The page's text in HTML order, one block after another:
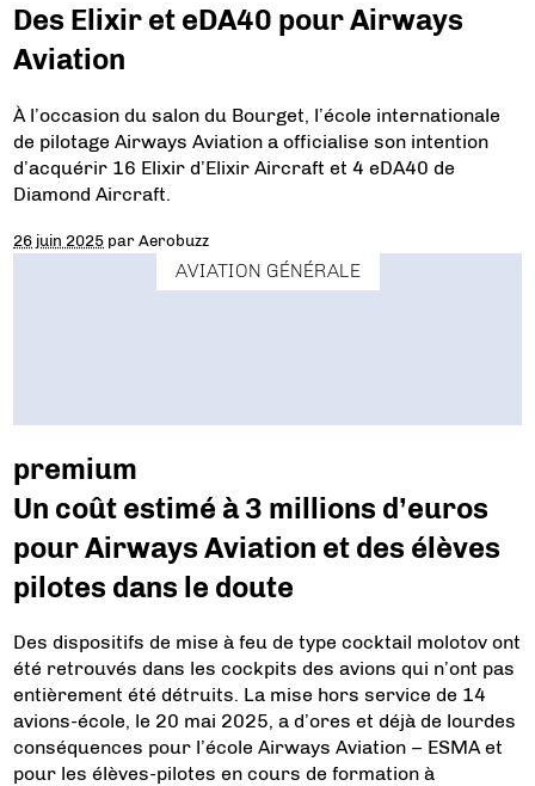
Des Elixir et eDA40 pour Airways
Aviation
À l’occasion du salon du Bourget, l’école internationale
de pilotage Airways Aviation a officialise son intention
d’acquérir 16 Elixir d’Elixir Aircraft et 4 eDA40 de
Diamond Aircraft.
26 juin 2025 parAerobuzz
AVIATION GÉNÉRALE
premium
Un coût estimé à 3 millions d’euros
pour Airways Aviation et des élèves
pilotes dans le doute
Des dispositifs de mise à feu de type cocktail molotov ont
été retrouvés dans les cockpits des avions qui n’ont pas
entièrement été détruits. La mise hors service de 14
avions-école, le 20 mai 2025, a d’ores et déjà de lourdes
conséquences pour l’école Airways Aviation – ESMA et
pour les élèves-pilotes en cours de formation à